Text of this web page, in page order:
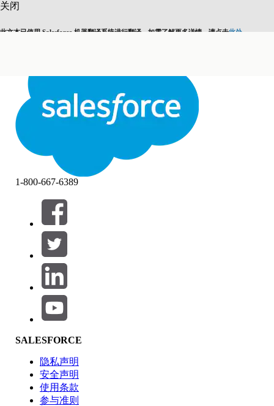
关闭
此文本已使用 Salesforce 机器翻译系统进行翻译。如需了解更多详情，请点击此处
关闭关闭
筛选器 (0)
选择筛选器
产品区域
功能影响
1-800-667-6389
SALESFORCE
隐私声明
安全声明
使用条款
参与准则